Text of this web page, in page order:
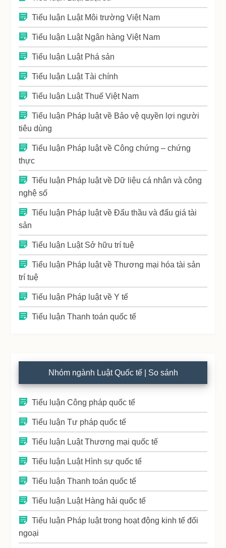
Tiểu luận Luật Môi trường Việt Nam
Tiểu luận Luật Ngân hàng Việt Nam
Tiểu luận Luật Phá sản
Tiểu luận Luật Tài chính
Tiểu luận Luật Thuế Việt Nam
Tiểu luận Pháp luật về Bảo vệ quyền lợi người
tiêu dùng
Tiểu luận Pháp luật về Công chứng – chứng
thực
Tiểu luận Pháp luật về Dữ liệu cá nhân và công
nghệ số
Tiểu luận Pháp luật về Đấu thầu và đấu giá tài
sản
Tiểu luận Luật Sở hữu trí tuệ
Tiểu luận Pháp luật về Thương mại hóa tài sản
trí tuệ
Tiểu luận Pháp luật về Y tế
Tiểu luận Thanh toán quốc tế
Nhóm ngành Luật Quốc tế | So sánh
Tiểu luận Công pháp quốc tế
Tiểu luận Tư pháp quốc tế
Tiểu luận Luật Thương mại quốc tế
Tiểu luận Luật Hình sự quốc tế
Tiểu luận Thanh toán quốc tế
Tiểu luận Luật Hàng hải quốc tế
Tiểu luận Pháp luật trong hoạt động kinh tế đối
ngoại